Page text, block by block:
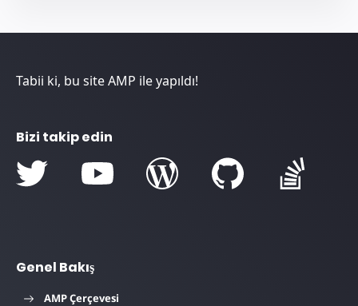
Tabii ki, bu site AMP ile yapıldı!
Bizi takip edin
Genel Bakış
AMP Çerçevesi